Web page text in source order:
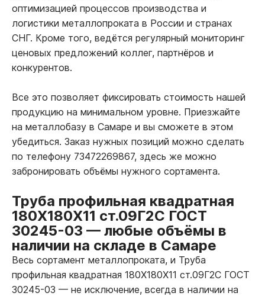
оптимизацией процессов производства и
логистики металлопроката в России и странах
СНГ. Кроме того, ведётся регулярный мониторинг
ценовых предложений коллег, партнёров и
конкурентов.
Все это позволяет фиксировать стоимость нашей
продукцию на минимальном уровне. Приезжайте
на металлобазу в Самаре и вы сможете в этом
убедиться. Заказ нужных позиций можно сделать
по телефону 73472269867, здесь же можно
забронировать объёмы нужного сортамента.
Труба профильная квадратная
180Х180Х11 ст.09Г2С ГОСТ
30245-03 — любые объёмы в
наличии на складе в Самаре
Весь сортамент металлопроката, и Труба
профильная квадратная 180Х180Х11 ст.09Г2С ГОСТ
30245-03 — не исключение, всегда в наличии на